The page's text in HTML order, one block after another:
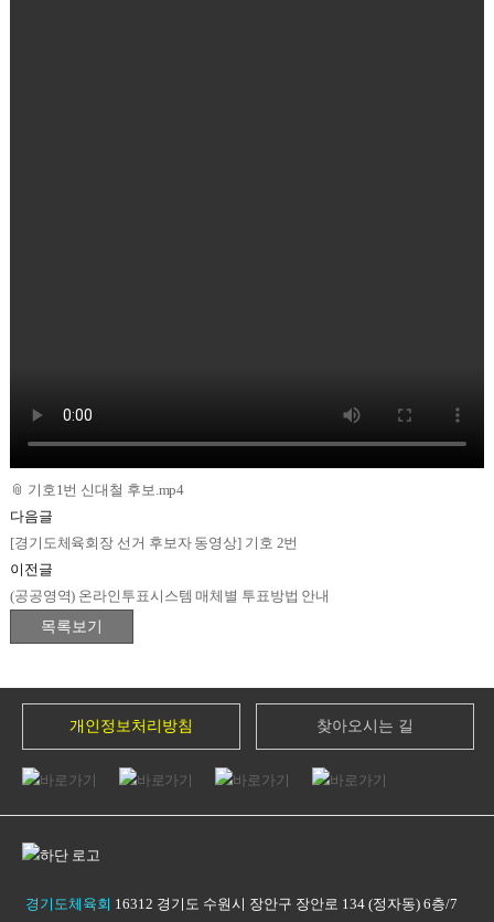
📎 기호1번 신대철 후보.mp4
다음글
[경기도체육회장 선거 후보자 동영상] 기호 2번
이전글
(공공영역) 온라인투표시스템 매체별 투표방법 안내
개인정보처리방침 찾아오시는 길
경기도체육회 16312 경기도 수원시 장안구 장안로 134 (정자동) 6층/7